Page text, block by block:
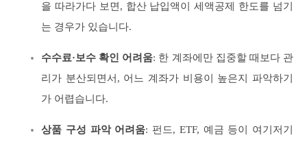
을 따라가다 보면, 합산 납입액이 세액공제 한도를 넘기
는 경우가 있습니다.
수수료·보수 확인 어려움: 한 계좌에만 집중할 때보다 관
리가 분산되면서, 어느 계좌가 비용이 높은지 파악하기
가 어렵습니다.
상품 구성 파악 어려움: 펀드, ETF, 예금 등이 여기저기